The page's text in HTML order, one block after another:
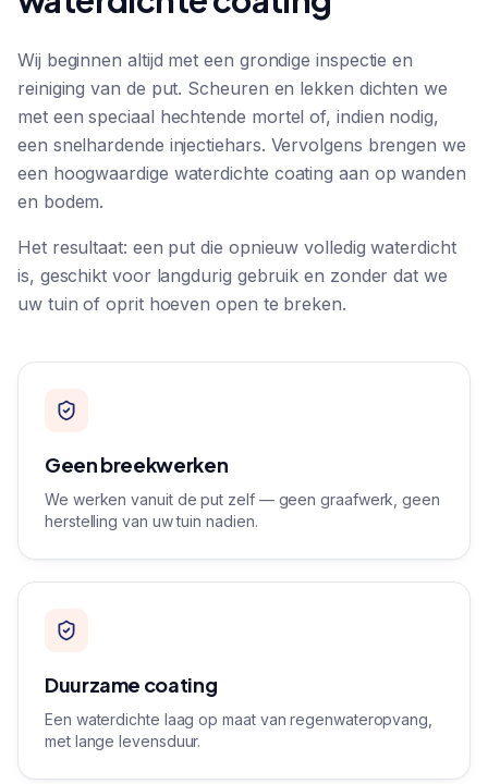
Wij beginnen altijd met een grondige inspectie en
reiniging van de put. Scheuren en lekken dichten we
met een speciaal hechtende mortel of, indien nodig,
een snelhardende injectiehars. Vervolgens brengen we
een hoogwaardige waterdichte coating aan op wanden
en bodem.
Het resultaat: een put die opnieuw volledig waterdicht
is, geschikt voor langdurig gebruik en zonder dat we
uw tuin of oprit hoeven open te breken.
Geen breekwerken
We werken vanuit de put zelf — geen graafwerk, geen
herstelling van uw tuin nadien.
Duurzame coating
Een waterdichte laag op maat van regenwateropvang,
met lange levensduur.